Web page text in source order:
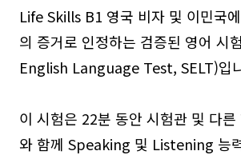
Life Skills B1 영국 비자 및 이민국
의 증거로 인정하는 검증된 영어 시
English Language Test, SELT)입
이 시험은 22분 동안 시험관 및 다
와 함께 Speaking 및 Listening 능